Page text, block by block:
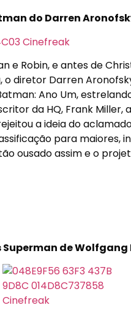
do Darren
e Robin, e antes de
o diretor Darren
Ano Um,
da HQ, Frank Miller,
a ideia do
para maiores,
ousado assim e o
de Wolfgang